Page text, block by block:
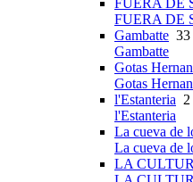
FUERA DE
FUERA DE
Gambatte 33
Gambatte
Gotas
Gotas
l'Estanteria 2
l'Estanteria
La cueva de
La cueva de
LA